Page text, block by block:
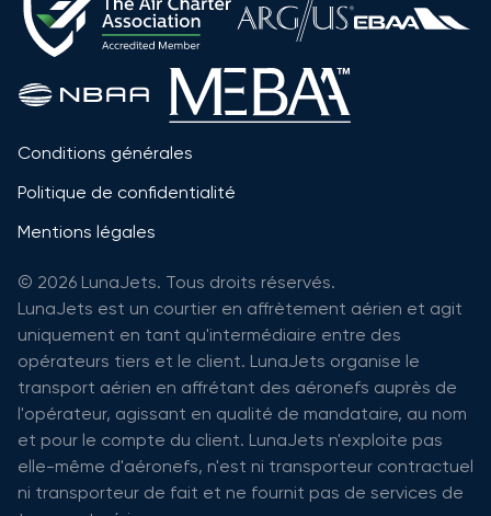
Conditions générales
Politique de confidentialité
Mentions légales
© 2026 LunaJets. Tous droits réservés.
LunaJets est un courtier en affrètement aérien et agit
uniquement en tant qu'intermédiaire entre des
opérateurs tiers et le client. LunaJets organise le
transport aérien en affrétant des aéronefs auprès de
l'opérateur, agissant en qualité de mandataire, au nom
et pour le compte du client. LunaJets n'exploite pas
elle-même d'aéronefs, n'est ni transporteur contractuel
ni transporteur de fait et ne fournit pas de services de